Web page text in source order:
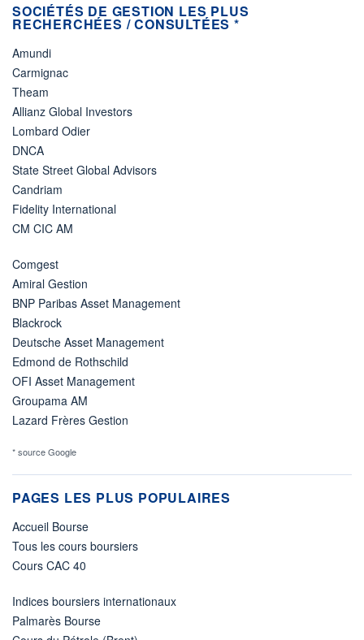
SOCIÉTÉS DE GESTION LES PLUS
RECHERCHÉES / CONSULTÉES *
Amundi
Carmignac
Theam
Allianz Global Investors
Lombard Odier
DNCA
State Street Global Advisors
Candriam
Fidelity International
CM CIC AM
Comgest
Amiral Gestion
BNP Paribas Asset Management
Blackrock
Deutsche Asset Management
Edmond de Rothschild
OFI Asset Management
Groupama AM
Lazard Frères Gestion
* source Google
PAGES LES PLUS POPULAIRES
Accueil Bourse
Tous les cours boursiers
Cours CAC 40
Indices boursiers internationaux
Palmarès Bourse